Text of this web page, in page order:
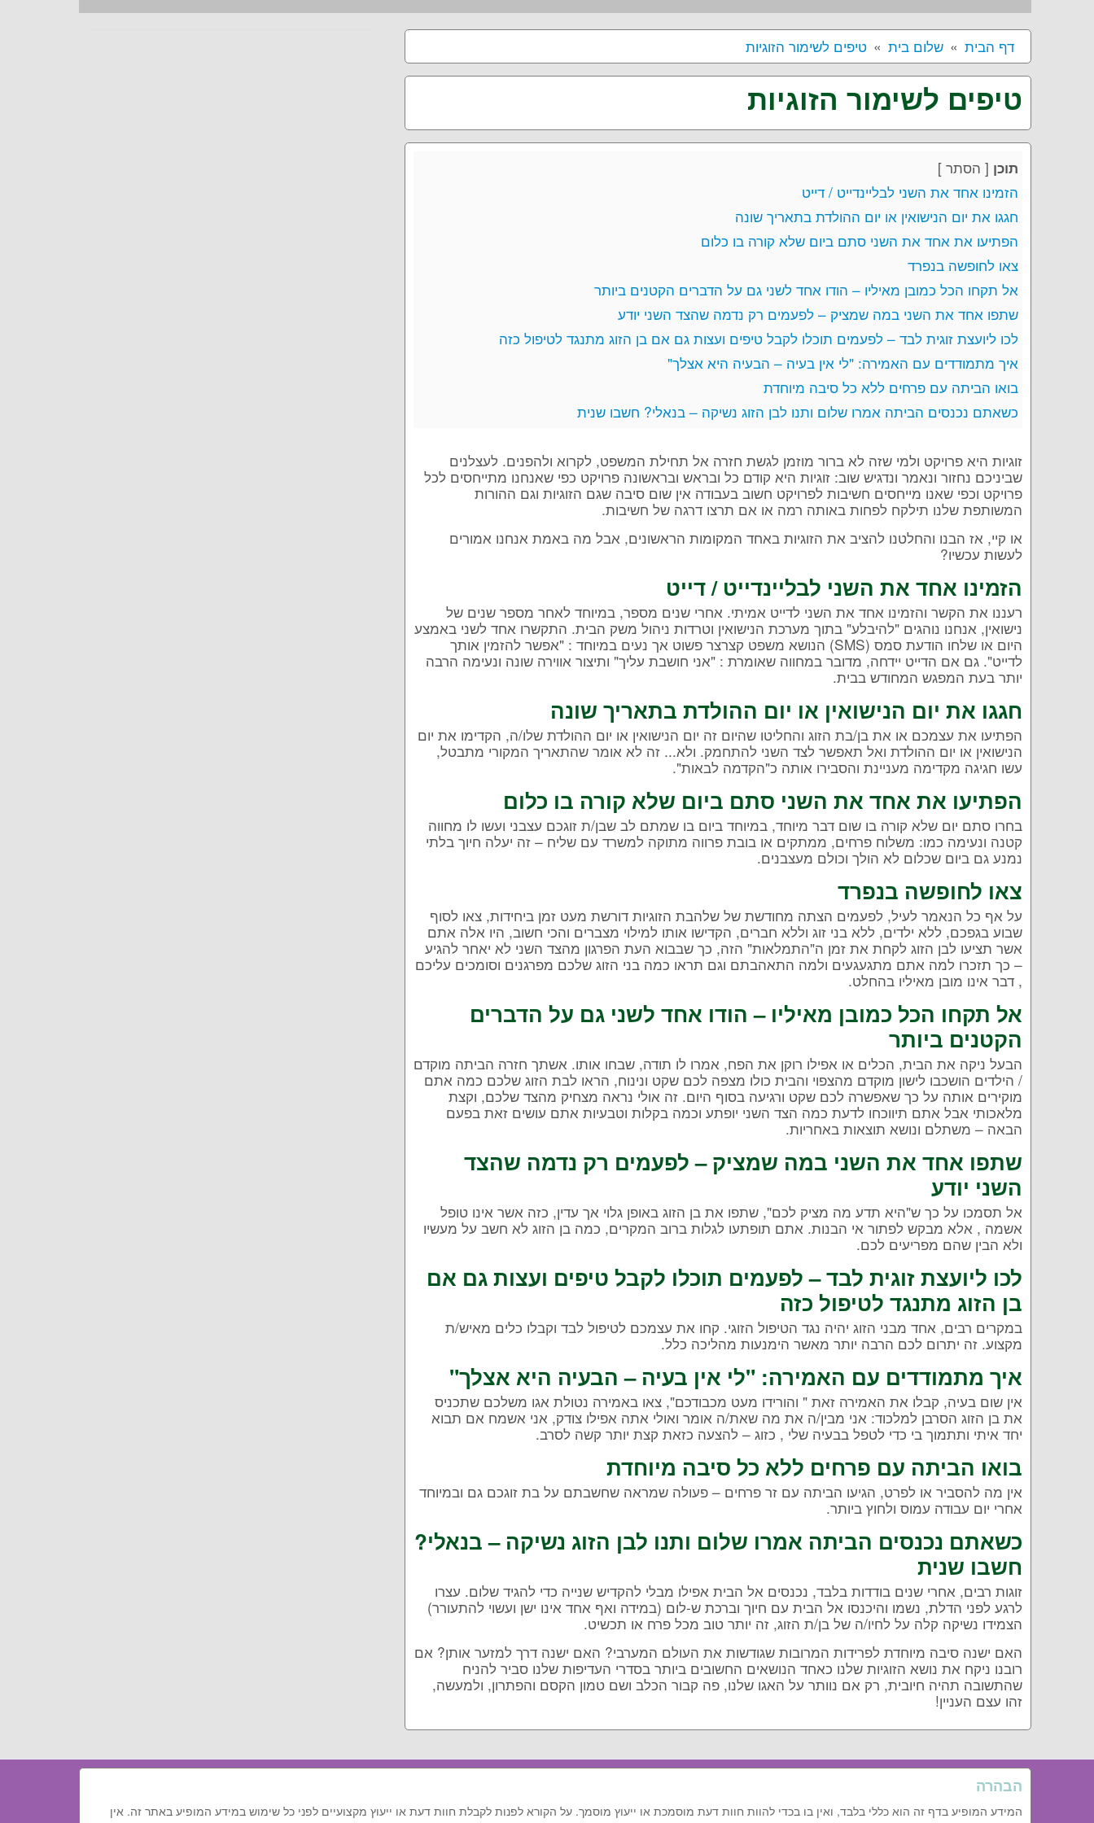
דף הבית שלום בית טיפים לשימור הזוגיות
טיפים לשימור הזוגיות
תוכן [ הסתר ]
הזמינו אחד את השני לבליינדייט / דייט
חגגו את יום הנישואין או יום ההולדת בתאריך שונה
הפתיעו את אחד את השני סתם ביום שלא קורה בו כלום
צאו לחופשה בנפרד
אל תקחו הכל כמובן מאיליו – הודו אחד לשני גם על הדברים הקטנים ביותר
שתפו אחד את השני במה שמציק – לפעמים רק נדמה שהצד השני יודע
לכו ליועצת זוגית לבד – לפעמים תוכלו לקבל טיפים ועצות גם אם בן הזוג מתנגד לטיפול כזה
איך מתמודדים עם האמירה: "לי אין בעיה – הבעיה היא אצלך"
בואו הביתה עם פרחים ללא כל סיבה מיוחדת
כשאתם נכנסים הביתה אמרו שלום ותנו לבן הזוג נשיקה – בנאלי? חשבו שנית
זוגיות היא פרויקט ולמי שזה לא ברור מוזמן לגשת חזרה אל תחילת המשפט, לקרוא ולהפנים. לעצלנים
שביניכם נחזור ונאמר ונדגיש שוב: זוגיות היא קודם כל ובראש ובראשונה פרויקט כפי שאנחנו מתייחסים לכל
פרויקט וכפי שאנו מייחסים חשיבות לפרויקט חשוב בעבודה אין שום סיבה שגם הזוגיות וגם ההורות
המשותפת שלנו תילקח לפחות באותה רמה או אם תרצו דרגה של חשיבות.
או קיי, אז הבנו והחלטנו להציב את הזוגיות באחד המקומות הראשונים, אבל מה באמת אנחנו אמורים
לעשות עכשיו?
הזמינו אחד את השני לבליינדייט / דייט
רעננו את הקשר והזמינו אחד את השני לדייט אמיתי. אחרי שנים מספר, במיוחד לאחר מספר שנים של
נישואין, אנחנו נוהגים "להיבלע" בתוך מערכת הנישואין וטרדות ניהול משק הבית. התקשרו אחד לשני באמצע
היום או שלחו הודעת סמס (SMS) הנושא משפט קצרצר פשוט אך נעים במיוחד : "אפשר להזמין אותך
לדייט". גם אם הדייט יידחה, מדובר במחווה שאומרת : "אני חושבת עליך" ותיצור אווירה שונה ונעימה הרבה
יותר בעת המפגש המחודש בבית.
חגגו את יום הנישואין או יום ההולדת בתאריך שונה
הפתיעו את עצמכם או את בן/בת הזוג והחליטו שהיום זה יום הנישואין או יום ההולדת שלו/ה, הקדימו את יום
הנישואין או יום ההולדת ואל תאפשר לצד השני להתחמק. ולא... זה לא אומר שהתאריך המקורי מתבטל,
עשו חגיגה מקדימה מעניינת והסבירו אותה כ"הקדמה לבאות".
הפתיעו את אחד את השני סתם ביום שלא קורה בו כלום
בחרו סתם יום שלא קורה בו שום דבר מיוחד, במיוחד ביום בו שמתם לב שבן/ת זוגכם עצבני ועשו לו מחווה
קטנה ונעימה כמו: משלוח פרחים, ממתקים או בובת פרווה מתוקה למשרד עם שליח – זה יעלה חיוך בלתי
נמנע גם ביום שכלום לא הולך וכולם מעצבנים.
צאו לחופשה בנפרד
על אף כל הנאמר לעיל, לפעמים הצתה מחודשת של שלהבת הזוגיות דורשת מעט זמן ביחידות, צאו לסוף
שבוע בגפכם, ללא ילדים, ללא בני זוג וללא חברים, הקדישו אותו למילוי מצברים והכי חשוב, היו אלה אתם
אשר תציעו לבן הזוג לקחת את זמן ה"התמלאות" הזה, כך שבבוא העת הפרגון מהצד השני לא יאחר להגיע
– כך תזכרו למה אתם מתגעגעים ולמה התאהבתם וגם תראו כמה בני הזוג שלכם מפרגנים וסומכים עליכם
, דבר אינו מובן מאיליו בהחלט.
אל תקחו הכל כמובן מאיליו – הודו אחד לשני גם על הדברים
הקטנים ביותר
הבעל ניקה את הבית, הכלים או אפילו רוקן את הפח, אמרו לו תודה, שבחו אותו. אשתך חזרה הביתה מוקדם
/ הילדים הושכבו לישון מוקדם מהצפוי והבית כולו מצפה לכם שקט ונינוח, הראו לבת הזוג שלכם כמה אתם
מוקירים אותה על כך שאפשרה לכם שקט ורגיעה בסוף היום. זה אולי נראה מצחיק מהצד שלכם, וקצת
מלאכותי אבל אתם תיווכחו לדעת כמה הצד השני יופתע וכמה בקלות וטבעיות אתם עושים זאת בפעם
הבאה – משתלם ונושא תוצאות באחריות.
שתפו אחד את השני במה שמציק – לפעמים רק נדמה שהצד
השני יודע
אל תסמכו על כך ש"היא תדע מה מציק לכם", שתפו את בן הזוג באופן גלוי אך עדין, כזה אשר אינו טופל
אשמה , אלא מבקש לפתור אי הבנות. אתם תופתעו לגלות ברוב המקרים, כמה בן הזוג לא חשב על מעשיו
ולא הבין שהם מפריעים לכם.
לכו ליועצת זוגית לבד – לפעמים תוכלו לקבל טיפים ועצות גם אם
בן הזוג מתנגד לטיפול כזה
במקרים רבים, אחד מבני הזוג יהיה נגד הטיפול הזוגי. קחו את עצמכם לטיפול לבד וקבלו כלים מאיש/ת
מקצוע. זה יתרום לכם הרבה יותר מאשר הימנעות מהליכה כלל.
איך מתמודדים עם האמירה: "לי אין בעיה – הבעיה היא אצלך"
אין שום בעיה, קבלו את האמירה זאת " והורידו מעט מכבודכם", צאו באמירה נטולת אגו משלכם שתכניס
את בן הזוג הסרבן למלכוד: אני מבין/ה את מה שאת/ה אומר ואולי אתה אפילו צודק, אני אשמח אם תבוא
יחד איתי ותתמוך בי כדי לטפל בבעיה שלי , כזוג – להצעה כזאת קצת יותר קשה לסרב.
בואו הביתה עם פרחים ללא כל סיבה מיוחדת
אין מה להסביר או לפרט, הגיעו הביתה עם זר פרחים – פעולה שמראה שחשבתם על בת זוגכם גם ובמיוחד
אחרי יום עבודה עמוס ולחוץ ביותר.
כשאתם נכנסים הביתה אמרו שלום ותנו לבן הזוג נשיקה – בנאלי?
חשבו שנית
זוגות רבים, אחרי שנים בודדות בלבד, נכנסים אל הבית אפילו מבלי להקדיש שנייה כדי להגיד שלום. עצרו
לרגע לפני הדלת, נשמו והיכנסו אל הבית עם חיוך וברכת ש-לום (במידה ואף אחד אינו ישן ועשוי להתעורר)
הצמידו נשיקה קלה על לחיו/ה של בן/ת הזוג, זה יותר טוב מכל פרח או תכשיט.
האם ישנה סיבה מיוחדת לפרידות המרובות שגודשות את העולם המערבי? האם ישנה דרך למזער אותן? אם
רובנו ניקח את נושא הזוגיות שלנו כאחד הנושאים החשובים ביותר בסדרי העדיפות שלנו סביר להניח
שהתשובה תהיה חיובית, רק אם נוותר על האגו שלנו, פה קבור הכלב ושם טמון הקסם והפתרון, ולמעשה,
זהו עצם העניין!
הבהרה
המידע המופיע בדף זה הוא כללי בלבד, ואין בו בכדי להוות חוות דעת מוסמכת או ייעוץ מוסמך. על הקורא לפנות לקבלת חוות דעת או ייעוץ מקצועיים לפני כל שימוש במידע המופיע באתר זה. אין